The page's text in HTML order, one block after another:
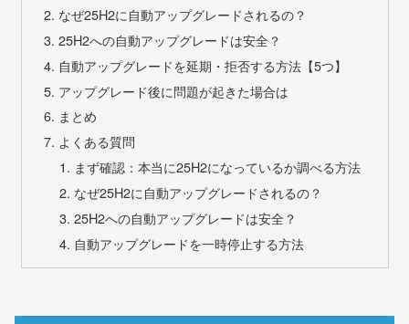
なぜ25H2に自動アップグレードされるの？
25H2への自動アップグレードは安全？
自動アップグレードを延期・拒否する方法【5つ】
アップグレード後に問題が起きた場合は
まとめ
よくある質問
まず確認：本当に25H2になっているか調べる方法
なぜ25H2に自動アップグレードされるの？
25H2への自動アップグレードは安全？
自動アップグレードを一時停止する方法